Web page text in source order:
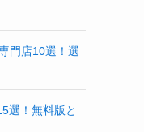
門店10選！選
選！無料版と